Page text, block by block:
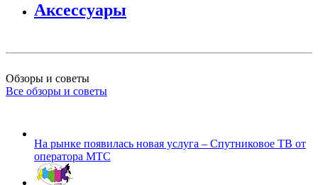
Аксессуары
Обзоры и советы
Все обзоры и советы
На рынке появилась новая услуга – Спутниковое ТВ от
оператора МТС